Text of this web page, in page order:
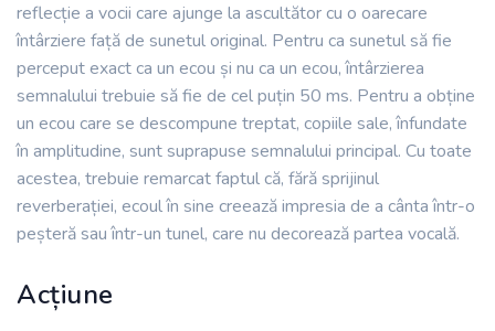
reflecție a vocii care ajunge la ascultător cu o oarecare
întârziere față de sunetul original. Pentru ca sunetul să fie
perceput exact ca un ecou și nu ca un ecou, întârzierea
semnalului trebuie să fie de cel puțin 50 ms. Pentru a obține
un ecou care se descompune treptat, copiile sale, înfundate
în amplitudine, sunt suprapuse semnalului principal. Cu toate
acestea, trebuie remarcat faptul că, fără sprijinul
reverberației, ecoul în sine creează impresia de a cânta într-o
peșteră sau într-un tunel, care nu decorează partea vocală.
Acțiune